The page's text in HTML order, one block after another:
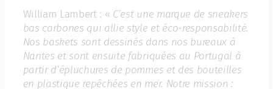
William Lambert : « C’est une marque de sneakers
bas carbones qui allie style et éco-responsabilité.
Nos baskets sont dessinés dans nos bureaux à
Nantes et sont ensuite fabriquées au Portugal à
partir d’épluchures de pommes et des bouteilles
en plastique repêchées en mer. Notre mission :